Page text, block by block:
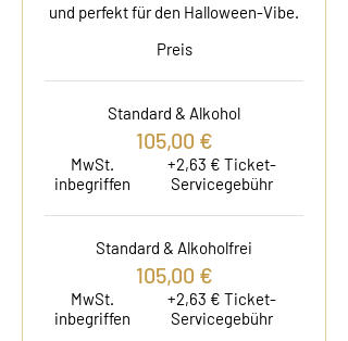
und perfekt für den Halloween-Vibe.
Preis
Standard & Alkohol
105,00 €
MwSt.
inbegriffen
+2,63 € Ticket-
Servicegebühr
Standard & Alkoholfrei
105,00 €
MwSt.
inbegriffen
+2,63 € Ticket-
Servicegebühr